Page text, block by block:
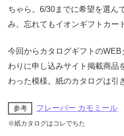
ちゃら。6/30までに希望を選ん
み。忘れてもイオンギフトカー
今回からカタログギフトの
わりに申し込みサイト掲載商品
わった模様。紙のカタログは引
参考 フレーバー カモミール
※紙カタログはコレでちた